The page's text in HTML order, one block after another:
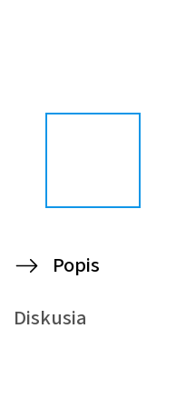
Popis
Diskusia